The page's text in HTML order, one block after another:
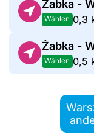
Żabka -
Wählen 0,3
Wählen 0,5